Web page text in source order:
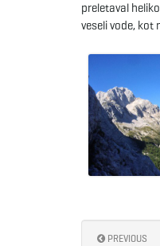
preletaval
veseli vode, kot
PREVIOUS